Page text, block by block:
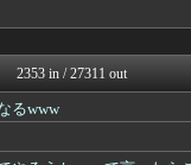
まとめCUP
ブログ
しみつ-5chまとめ-
2353 in / 27311 out
るwww